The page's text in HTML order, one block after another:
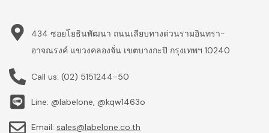
434 ซอยโยธินพัฒนา ถนนเลียบทางด่วนรามอินทรา-
อาจณรงค์ แขวงคลองจั่น เขตบางกะปิ กรุงเทพฯ 10240
Call us: (02) 5151244-50
Line: @labelone, @kqw1463o
Email: sales@labelone.co.th